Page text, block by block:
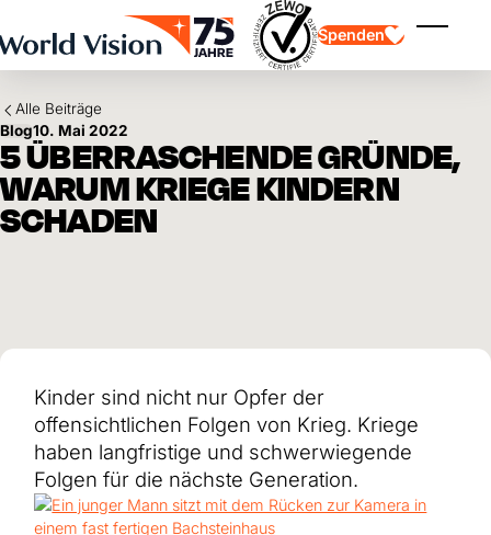
Spenden
Testament und Legat
Philanthropie
Unternehmenskooperationen
Erdbeben Venezuela
Hilfe für Ukraine
Hilfe für Sudan
Hilfe für Afghanistan
Alle Nothilfe-Projekte
Jahresbericht und Finanzen
Afrika
Asien
Lateinamerika
Naher Osten und Europa
Alle Beiträge
Blog10. Mai 2022
5 ÜBERRASCHENDE GRÜNDE,
WARUM KRIEGE KINDERN
SCHADEN
Kinder sind nicht nur Opfer der
offensichtlichen Folgen von Krieg. Kriege
haben langfristige und schwerwiegende
Folgen für die nächste Generation.